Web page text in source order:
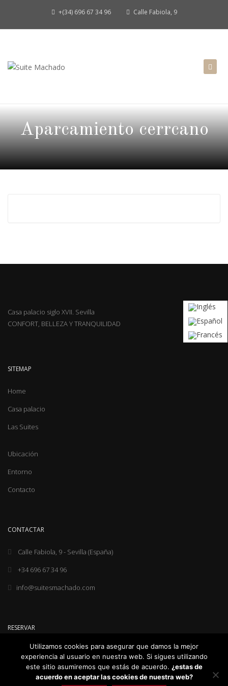
+(34) 696 67 34 96 Calle Fabiola, 9
Aparcamiento cerrcano
Casa palacio siglo XVII. Sevilla
CONFORT, BELLEZA Y TRANQUILIDAD
SITEMAP
Home
Casa palacio
Las Suites
Ubicación
Entorno
Contacto
CONTACTAR
Calle Fabiola, 9 - Sevilla (España)
+34 696 67 34 96
info@suitesmachado.com
RESERVAR
Utilizamos cookies para asegurar que damos la mejor
experiencia al usuario en nuestra web. Si sigues utilizando
este sitio asumiremos que estás de acuerdo. ¿estas de
acuerdo en aceptar las cookies de nuestra web?